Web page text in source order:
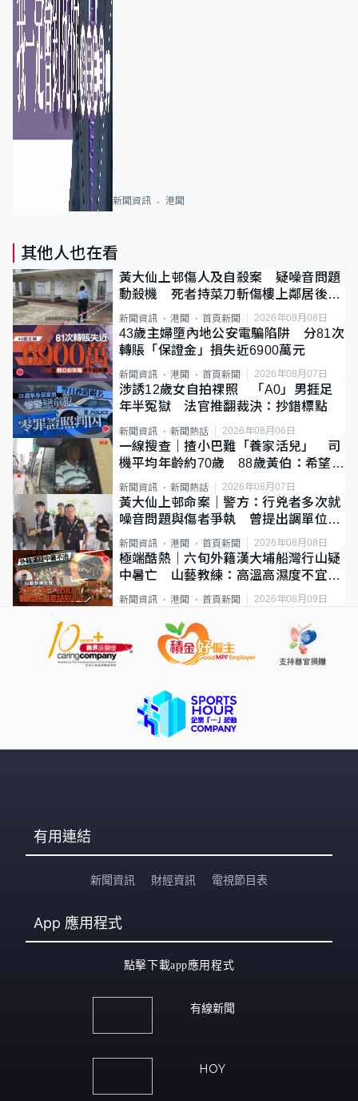
新聞資訊 港聞
其他人也在看
黃大仙上邨傷人及自殺案 疑噪音問題
動殺機 死者持菜刀斬傷樓上鄰居後墮
斃
新聞資訊 港聞 首頁新聞 2026年08月08日
43歲主婦墮內地公安電騙陷阱 分81次
轉賬「保證金」損失近6900萬元
新聞資訊 港聞 首頁新聞 2026年08月07日
涉誘12歲女自拍祼照 「A0」男捱足
年半冤獄 法官推翻裁決：抄錯標點
新聞資訊 新聞熱話 2026年08月06日
一線搜查｜揸小巴難「養家活兒」 司
機平均年齡約70歲 88歲黃伯：希望一
直揸落去
新聞資訊 新聞熱話 2026年08月07日
黃大仙上邨命案｜警方：行兇者多次就
噪音問題與傷者爭執 曾提出調單位已
獲批
新聞資訊 港聞 首頁新聞 2026年08月08日
極端酷熱｜六旬外籍漢大埔船灣行山疑
中暑亡 山藝教練：高溫高濕度不宜遠
足
新聞資訊 港聞 首頁新聞 2026年08月09日
有用連結
新聞資訊 財經資訊 電視節目表
App 應用程式
點擊下載app應用程式
有線新聞
HOY